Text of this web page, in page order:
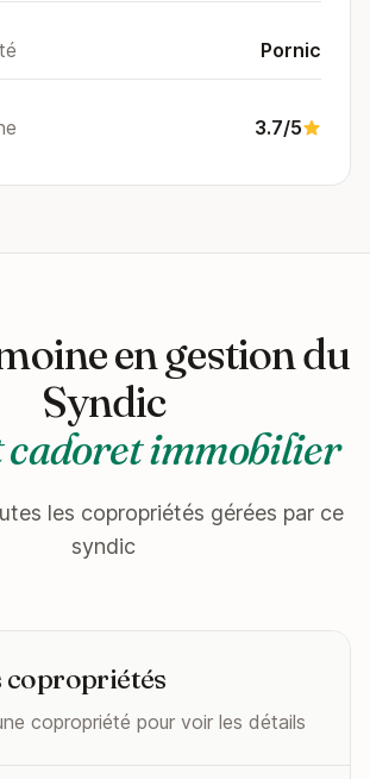
Pornic
3.7/5
en gestion du
Syndic
cadoret immobilier
les copropriétés gérées par ce
syndic
copropriétés
copropriété pour voir les détails